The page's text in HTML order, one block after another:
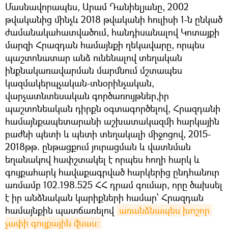
Մասնավորապես, Արամ Դանիելյանը, 2002
թվականից մինչև 2018 թվականի հուլիսի 1-ն ընկած
ժամանակահատվածում, հանդիսանալով Կոտայքի
մարզի Հրազդան համայնքի ղեկավարը, որպես
պաշտոնատար անձ ունենալով տեղական
ինքնակառավարման մարմնում մշտապես
կազմակերպչական-տնօրինչական,
վարչատնտեսական գործառույթներ,իր
պաշտոնեական դիրքն օգտագործելով, Հրազդանի
համայնքապետարանի աշխատակազմի հարկային
բաժնի պետի և պետի տեղակալի միջոցով, 2015-
2018թթ. ընթացքում յուրացման և վատնման
եղանակով հափշտակել է որպես հողի հարկ և
գույքահարկ հավաքագրված հարկերից ընդհանուր
առմամբ 102.198.525 ՀՀ դրամ գումար, որը ծախսել
է իր անձնական կարիքների համար՝ Հրազդան
համայնքին պատճառելով առանձնապես խոշոր
չափի գույքային վնաս: